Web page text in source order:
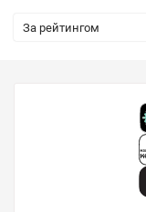
За рейтингом